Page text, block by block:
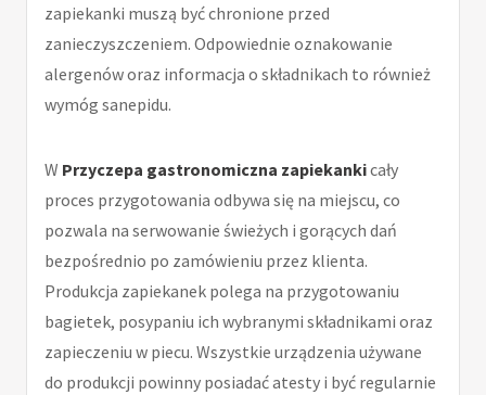
zapiekanki muszą być chronione przed
zanieczyszczeniem. Odpowiednie oznakowanie
alergenów oraz informacja o składnikach to również
wymóg sanepidu.
W Przyczepa gastronomiczna zapiekankicały
proces przygotowania odbywa się na miejscu, co
pozwala na serwowanie świeżych i gorących dań
bezpośrednio po zamówieniu przez klienta.
Produkcja zapiekanek polega na przygotowaniu
bagietek, posypaniu ich wybranymi składnikami oraz
zapieczeniu w piecu. Wszystkie urządzenia używane
do produkcji powinny posiadać atesty i być regularnie